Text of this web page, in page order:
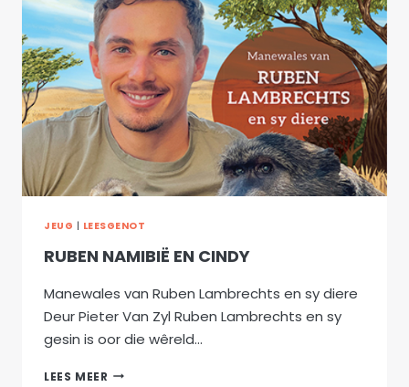
20:
PRETPLOERT
JEUG | LEESGENOT
RUBEN NAMIBIË EN CINDY
Manewales van Ruben Lambrechts en sy diere
Deur Pieter Van Zyl Ruben Lambrechts en sy
gesin is oor die wêreld…
LEES MEER RUBEN